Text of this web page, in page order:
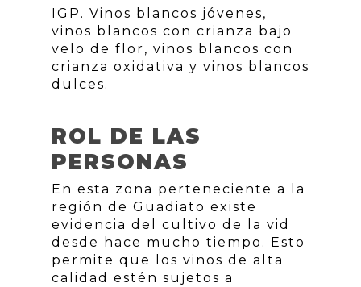
IGP. Vinos blancos jóvenes,
vinos blancos con crianza bajo
velo de flor, vinos blancos con
crianza oxidativa y vinos blancos
dulces.
ROL DE LAS
PERSONAS
En esta zona perteneciente a la
región de Guadiato existe
evidencia del cultivo de la vid
desde hace mucho tiempo. Esto
permite que los vinos de alta
calidad estén sujetos a